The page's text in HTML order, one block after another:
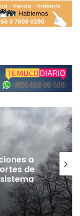
a
de